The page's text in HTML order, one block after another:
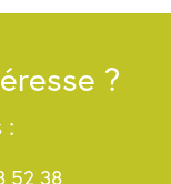
?
:
52 38